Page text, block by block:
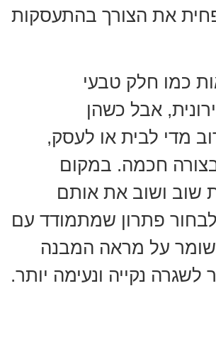
את הצורך בהתעסקות
כמו חלק טבעי
אבל כשהן
מדי לבית או לעסק,
חכמה. במקום
שוב ושוב את אותם
לבחור פתרון שמתמודד עם
שומר על מראה המבנה
לשגרה נקייה ונעימה יותר.